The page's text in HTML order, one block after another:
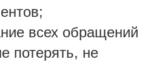
всех обращений
потерять, не